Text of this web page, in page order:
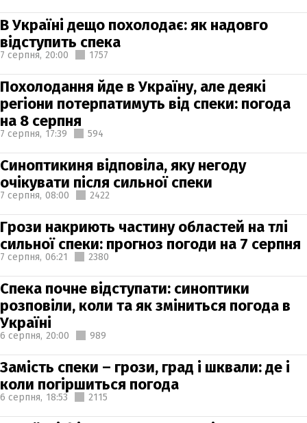
В Україні дещо похолодає: як надовго
відступить спека
7 серпня, 20:00 1757
Похолодання йде в Україну, але деякі
регіони потерпатимуть від спеки: погода
на 8 серпня
7 серпня, 17:39 594
Синоптикиня відповіла, яку негоду
очікувати після сильної спеки
7 серпня, 08:00 2422
Грози накриють частину областей на тлі
сильної спеки: прогноз погоди на 7 серпня
7 серпня, 06:21 2380
Спека почне відступати: синоптики
розповіли, коли та як зміниться погода в
Україні
6 серпня, 20:00 989
Замість спеки – грози, град і шквали: де і
коли погіршиться погода
6 серпня, 18:53 2115